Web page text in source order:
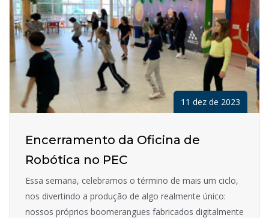
11 dez de 2023
Encerramento da Oficina de
Robótica no PEC
Essa semana, celebramos o término de mais um ciclo,
nos divertindo a produção de algo realmente único:
nossos próprios boomerangues fabricados digitalmente